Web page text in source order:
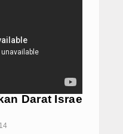
Darat Israe